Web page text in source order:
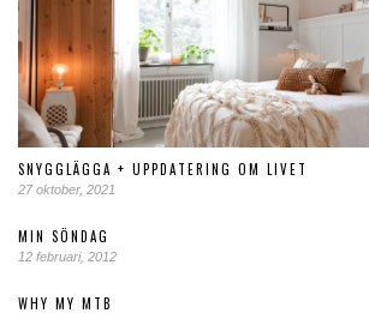
SNYGGLÄGGA + UPPDATERING OM LIVET
27 oktober, 2021
MIN SÖNDAG
12 februari, 2012
WHY MY MTB